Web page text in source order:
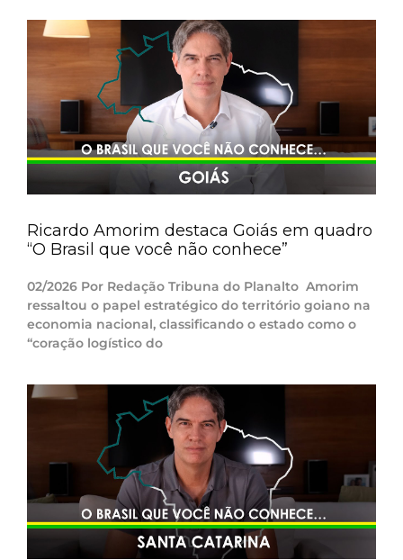
Ricardo Amorim destaca Goiás em quadro
“O Brasil que você não conhece”
02/2026 Por Redação Tribuna do Planalto Amorim
ressaltou o papel estratégico do território goiano na
economia nacional, classificando o estado como o
“coração logístico do